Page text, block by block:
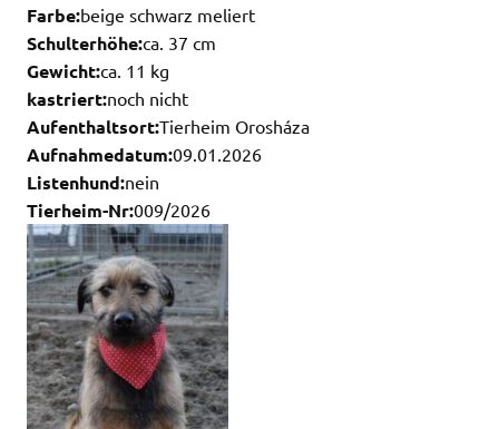
Farbe:beige schwarz meliert
Schulterhöhe:ca. 37 cm
Gewicht:ca. 11 kg
kastriert:noch nicht
Aufenthaltsort:Tierheim Orosháza
Aufnahmedatum:09.01.2026
Listenhund:nein
Tierheim-Nr:009/2026